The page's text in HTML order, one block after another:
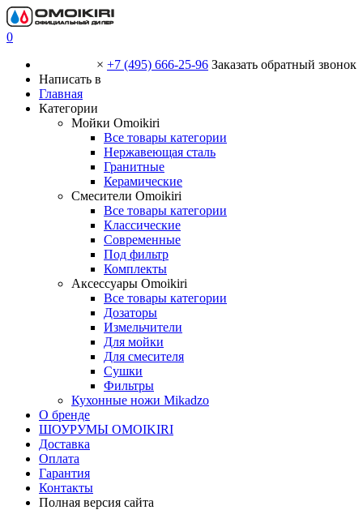
0
× +7 (495) 666-25-96 Заказать обратный звонок
Написать в
Главная
Категории
Мойки Omoikiri
Все товары категории
Нержавеющая сталь
Гранитные
Керамические
Смесители Omoikiri
Все товары категории
Классические
Современные
Под фильтр
Комплекты
Аксессуары Omoikiri
Все товары категории
Дозаторы
Измельчители
Для мойки
Для смесителя
Сушки
Фильтры
Кухонные ножи Mikadzo
О бренде
ШОУРУМЫ OMOIKIRI
Доставка
Оплата
Гарантия
Контакты
Полная версия сайта